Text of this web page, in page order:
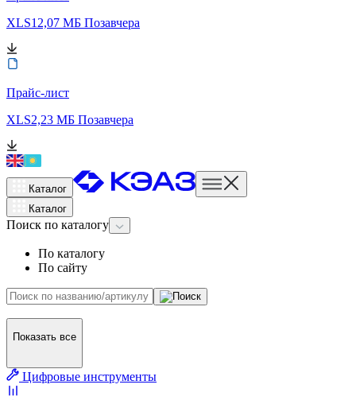
XLS12,07 МБ Позавчера
Прайс-лист
XLS2,23 МБ Позавчера
Каталог
Каталог
Поиск по каталогу
По каталогу
По сайту
Показать все
Цифровые инструменты